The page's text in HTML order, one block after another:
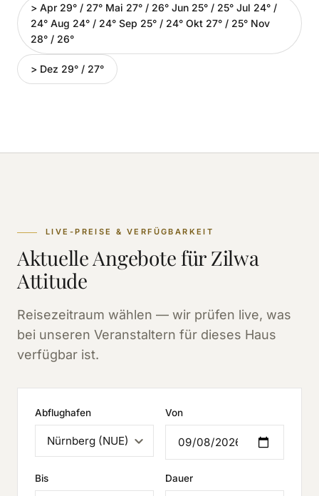
> Apr 29° / 27° Mai 27° / 26° Jun 25° / 25° Jul 24° /
24° Aug 24° / 24° Sep 25° / 24° Okt 27° / 25° Nov
28° / 26°
> Dez 29° / 27°
LIVE-PREISE & VERFÜGBARKEIT
Aktuelle Angebote für Zilwa
Attitude
Reisezeitraum wählen — wir prüfen live, was
bei unseren Veranstaltern für dieses Haus
verfügbar ist.
Abflughafen Von
Bis Dauer